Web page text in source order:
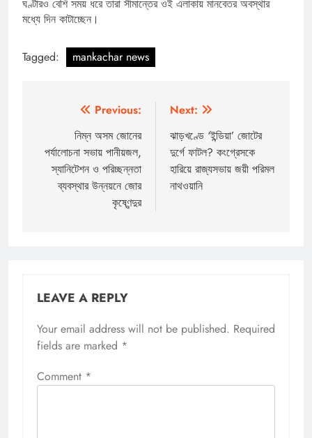
ঘণ্টারও বেশি সময় ধরে তারা সীমান্তের ওই এলাকায় মানবেতর অবস্থার
মধ্যে দিন কাটাচ্ছেন।
Tagged: mankachar news
navigation
Previous:
নিম্ন অসম জোনের
পর্যালোচনা সভায় পানীয়জল,
স্যানিটেশন ও পরিচ্ছন্নতা
ব্যবস্থার উন্নয়নে জোর
কৃষ্ণেন্দুর
Next:
ঝাড়খণ্ডে ‘ইন্ডিয়া’ জোটের
দুর্গে ফাটল? কংগ্রেসকে
হারিয়ে রাজ্যসভায় জয়ী পরিমল
নাথওয়ানি
LEAVE A REPLY
Your email address will not be published. Required
fields are marked *
Comment *